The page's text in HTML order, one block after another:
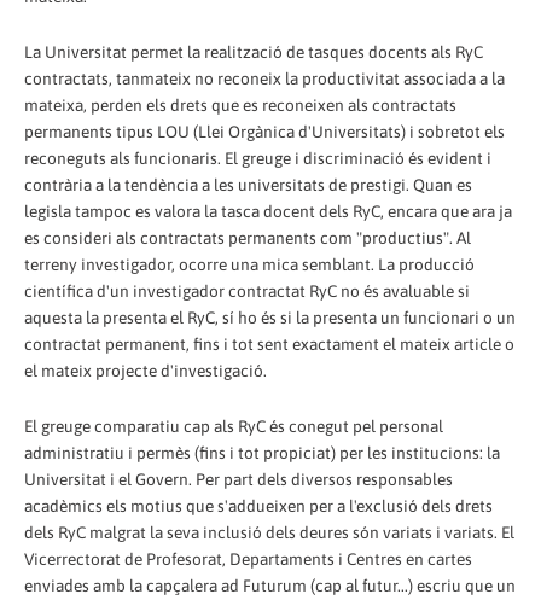
La Universitat permet la realització de tasques docents als RyC
contractats, tanmateix no reconeix la productivitat associada a la
mateixa, perden els drets que es reconeixen als contractats
permanents tipus LOU (Llei Orgànica d'Universitats) i sobretot els
reconeguts als funcionaris. El greuge i discriminació és evident i
contrària a la tendència a les universitats de prestigi. Quan es
legisla tampoc es valora la tasca docent dels RyC, encara que ara ja
es consideri als contractats permanents com "productius". Al
terreny investigador, ocorre una mica semblant. La producció
científica d'un investigador contractat RyC no és avaluable si
aquesta la presenta el RyC, sí ho és si la presenta un funcionari o un
contractat permanent, fins i tot sent exactament el mateix article o
el mateix projecte d'investigació.
El greuge comparatiu cap als RyC és conegut pel personal
administratiu i permès (fins i tot propiciat) per les institucions: la
Universitat i el Govern. Per part dels diversos responsables
acadèmics els motius que s'addueixen per a l'exclusió dels drets
dels RyC malgrat la seva inclusió dels deures són variats i variats. El
Vicerrectorat de Profesorat, Departaments i Centres en cartes
enviades amb la capçalera ad Futurum (cap al futur...) escriu que un